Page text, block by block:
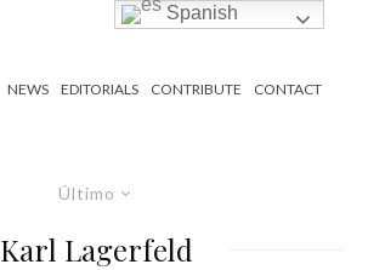
NEWS EDITORIALS CONTRIBUTE CONTACT
Último
Karl Lagerfeld
Spanish